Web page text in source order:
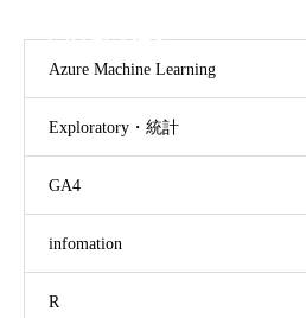
CATEGORY
Azure Machine Learning
Exploratory・統計
GA4
infomation
R